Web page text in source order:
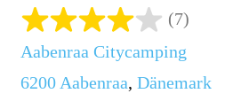
(7)
Aabenraa Citycamping
6200 Aabenraa, Dänemark